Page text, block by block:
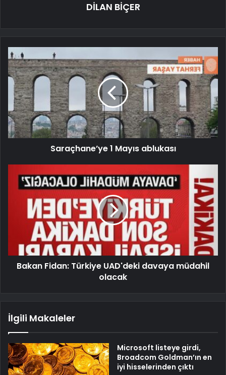
DİLAN BİÇER
Saraçhane’ye 1 Mayıs ablukası
Bakan Fidan: Türkiye UAD'deki davaya müdahil
olacak
İlgili Makaleler
Microsoft listeye girdi,
Broadcom Goldman’ın en
iyi hisselerinden çıktı